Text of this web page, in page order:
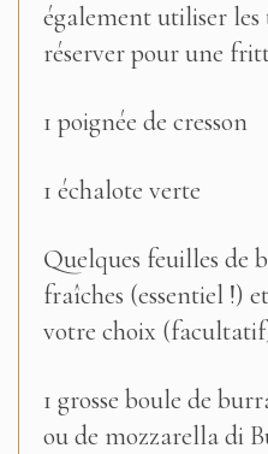
également utiliser les
réserver pour une
1 poignée de cresson
1 échalote verte
Quelques feuilles de
fraîches (essentiel !)
votre choix
1 grosse boule de
ou de mozzarella di